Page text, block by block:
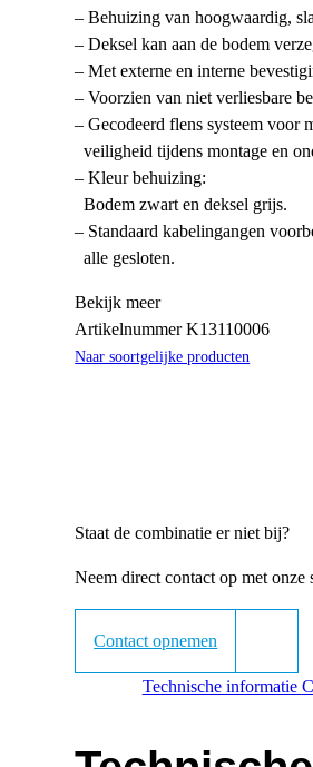
– Behuizing van hoogwaardig,
– Deksel kan aan de bodem
– Met externe en interne
– Voorzien van niet verliesbare
– Gecodeerd flens systeem voor
veiligheid tijdens montage en
– Kleur behuizing:
Bodem zwart en deksel grijs.
– Standaard kabelingangen
alle gesloten.
Bekijk meer
ArtikelnummerK13110006
Naar soortgelijke producten
Staat de combinatie er niet bij?
Neem direct contact op met
Contact opnemen
Technische informatie